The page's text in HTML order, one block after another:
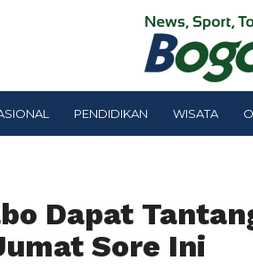
PENDIDIKAN WISATA
Dapat
Sore Ini